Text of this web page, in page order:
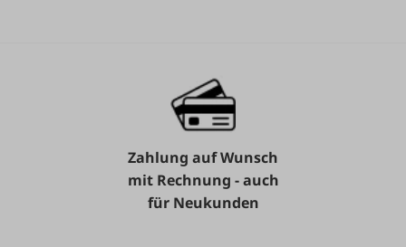
Zahlung auf Wunsch
mit Rechnung - auch
für Neukunden